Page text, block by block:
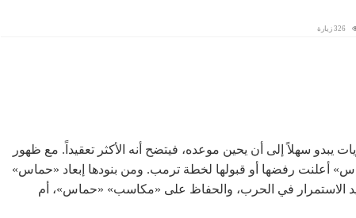
326 زيارة
يبدو سهلاً إلى أن يحين موعده، فيتضح أنه الأكثر تعقيداً. مع ظهور
أعلنت رفضها أو قبولها لخطة ترمب. ومن بنودها إبعاد «حماس»
الاستمرار في الحرب، والحفاظ على «مكاسب» «حماس»، أم